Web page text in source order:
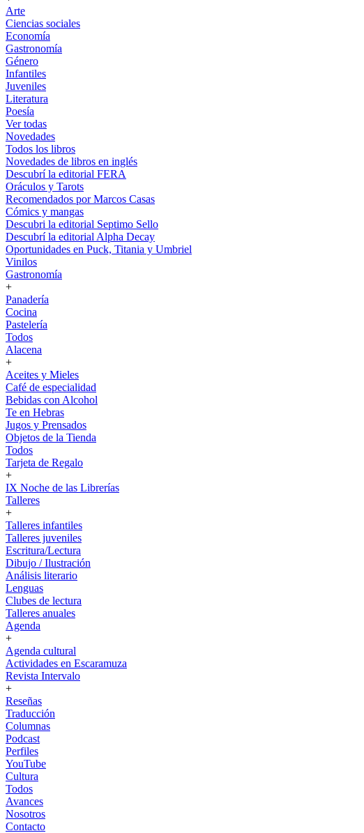
Arte
Ciencias sociales
Economía
Gastronomía
Género
Infantiles
Juveniles
Literatura
Poesía
Ver todas
Novedades
Todos los libros
Novedades de libros en inglés
Descubrí la editorial FERA
Oráculos y Tarots
Recomendados por Marcos Casas
Cómics y mangas
Descubri la editorial Septimo Sello
Descubrí la editorial Alpha Decay
Oportunidades en Puck, Titania y Umbriel
Vinilos
Gastronomía
+
Panadería
Cocina
Pastelería
Todos
Alacena
+
Aceites y Mieles
Café de especialidad
Bebidas con Alcohol
Te en Hebras
Jugos y Prensados
Objetos de la Tienda
Todos
Tarjeta de Regalo
+
IX Noche de las Librerías
Talleres
+
Talleres infantiles
Talleres juveniles
Escritura/Lectura
Dibujo / Ilustración
Análisis literario
Lenguas
Clubes de lectura
Talleres anuales
Agenda
+
Agenda cultural
Actividades en Escaramuza
Revista Intervalo
+
Reseñas
Traducción
Columnas
Podcast
Perfiles
YouTube
Cultura
Todos
Avances
Nosotros
Contacto